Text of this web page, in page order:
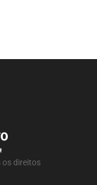
os direitos